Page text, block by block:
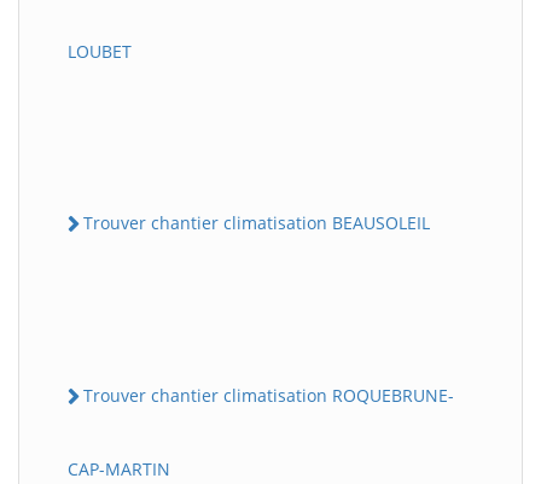
LOUBET
Trouver chantier climatisation BEAUSOLEIL
Trouver chantier climatisation ROQUEBRUNE-
CAP-MARTIN